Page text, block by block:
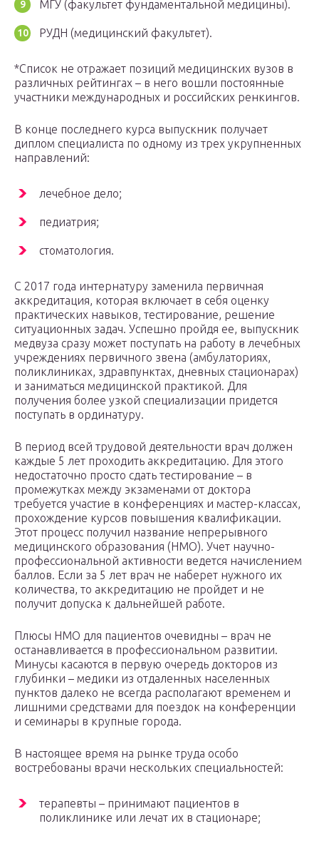
МГУ (факультет фундаментальной медицины).
РУДН (медицинский факультет).
*Список не отражает позиций медицинских вузов в
различных рейтингах – в него вошли постоянные
участники международных и российских ренкингов.
В конце последнего курса выпускник получает
диплом специалиста по одному из трех укрупненных
направлений:
лечебное дело;
педиатрия;
стоматология.
С 2017 года интернатуру заменила первичная
аккредитация, которая включает в себя оценку
практических навыков, тестирование, решение
ситуационных задач. Успешно пройдя ее, выпускник
медвуза сразу может поступать на работу в лечебных
учреждениях первичного звена (амбулаториях,
поликлиниках, здравпунктах, дневных стационарах)
и заниматься медицинской практикой. Для
получения более узкой специализации придется
поступать в ординатуру.
В период всей трудовой деятельности врач должен
каждые 5 лет проходить аккредитацию. Для этого
недостаточно просто сдать тестирование – в
промежутках между экзаменами от доктора
требуется участие в конференциях и мастер-классах,
прохождение курсов повышения квалификации.
Этот процесс получил название непрерывного
медицинского образования (НМО). Учет научно-
профессиональной активности ведется начислением
баллов. Если за 5 лет врач не наберет нужного их
количества, то аккредитацию не пройдет и не
получит допуска к дальнейшей работе.
Плюсы НМО для пациентов очевидны – врач не
останавливается в профессиональном развитии.
Минусы касаются в первую очередь докторов из
глубинки – медики из отдаленных населенных
пунктов далеко не всегда располагают временем и
лишними средствами для поездок на конференции
и семинары в крупные города.
В настоящее время на рынке труда особо
востребованы врачи нескольких специальностей:
терапевты – принимают пациентов в
поликлинике или лечат их в стационаре;